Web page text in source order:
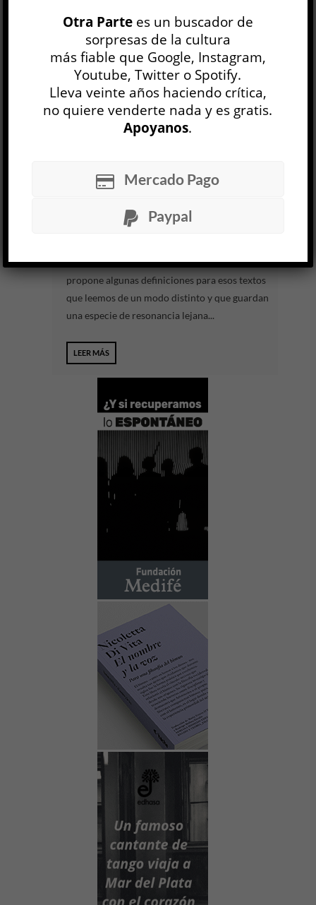
tarima delgada y rectangular, acompañada de
cuatro muñecas idénticas a ella
misma, presentándose como Jérôme Bel,
coreógrafo francés. Se trata de las
primeras líneas de la performance...
Dido y Eneas. Una ópera de emergencia
Henry Purcell / Ópera Periférica
En Por qué leer los clásicos, Ítalo Calvino
propone algunas definiciones para esos textos
que leemos de un modo distinto y que guardan
una especie de resonancia lejana...
LEER MÁS
Otra Partees un buscador de
sorpresas de la cultura
más fiable que Google, Instagram,
Youtube, Twitter o Spotify.
Lleva veinte años haciendo crítica,
no quiere venderte nada y es gratis.
Apoyanos.
Mercado Pago
Paypal